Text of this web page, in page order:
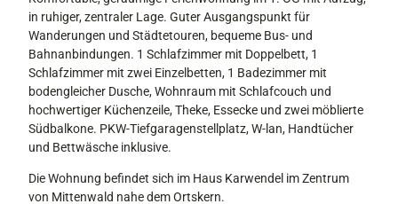
g
e
Q
u
a
l
t
i
ä
t
l
i
n
M
i
t
t
e
w
n
a
n
l
a
g
e
t
in ruhiger, zentraler Lage. Guter Ausgangspunkt für
Wanderungen und Städtetouren, bequeme Bus- und
Bahnanbindungen. 1 Schlafzimmer mit Doppelbett, 1
Schlafzimmer mit zwei Einzelbetten, 1 Badezimmer mit
bodengleicher Dusche, Wohnraum mit Schlafcouch und
hochwertiger Küchenzeile, Theke, Essecke und zwei möblierte
Südbalkone. PKW-Tiefgaragenstellplatz, W-lan, Handtücher
und Bettwäsche inklusive.
Die Wohnung befindet sich im Haus Karwendel im Zentrum
von Mittenwald nahe dem Ortskern.